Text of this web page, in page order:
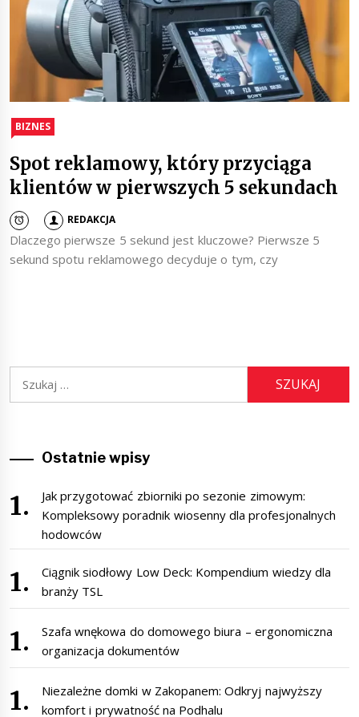
BIZNES
Spot reklamowy, który przyciąga
klientów w pierwszych 5 sekundach
REDAKCJA
Dlaczego pierwsze 5 sekund jest kluczowe? Pierwsze 5
sekund spotu reklamowego decyduje o tym, czy
Szukaj:
Ostatnie wpisy
Jak przygotować zbiorniki po sezonie zimowym:
Kompleksowy poradnik wiosenny dla profesjonalnych
hodowców
Ciągnik siodłowy Low Deck: Kompendium wiedzy dla
branży TSL
Szafa wnękowa do domowego biura – ergonomiczna
organizacja dokumentów
Niezależne domki w Zakopanem: Odkryj najwyższy
komfort i prywatność na Podhalu